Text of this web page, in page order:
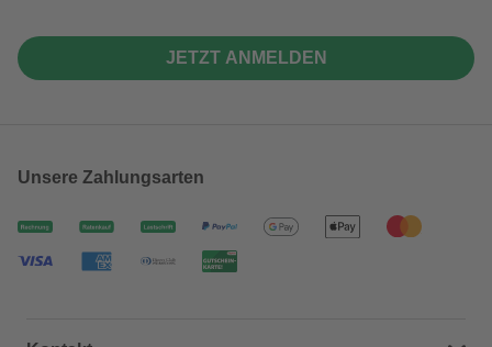
JETZT ANMELDEN
Unsere Zahlungsarten